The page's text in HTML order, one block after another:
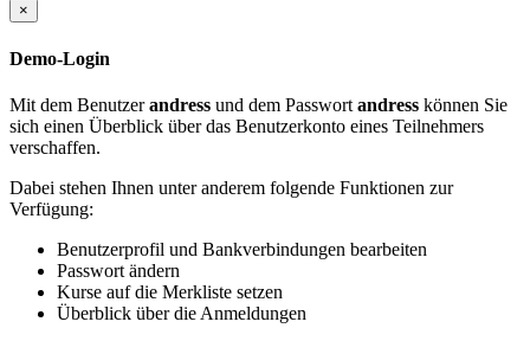
×
Demo-Login
Mit dem Benutzerandress und dem Passwort andress können Sie
sich einen Überblick über das Benutzerkonto eines Teilnehmers
verschaffen.
Dabei stehen Ihnen unter anderem folgende Funktionen zur
Verfügung:
Benutzerprofil und Bankverbindungen bearbeiten
Passwort ändern
Kurse auf die Merkliste setzen
Überblick über die Anmeldungen